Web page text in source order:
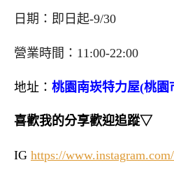
日期：即日起-9/30
營業時間：11:00-22:00
地址： 桃園 南崁特力屋(桃園
喜歡我的分享歡迎追蹤▽
IG https://